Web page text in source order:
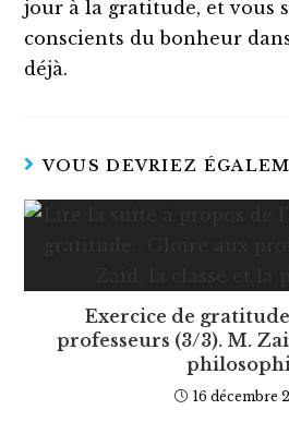
jour à la gratitude, et vous
conscients du bonheur
déjà.
VOUS DEVRIEZ
Exercice de
professeurs (3/3). M.
16 décembre